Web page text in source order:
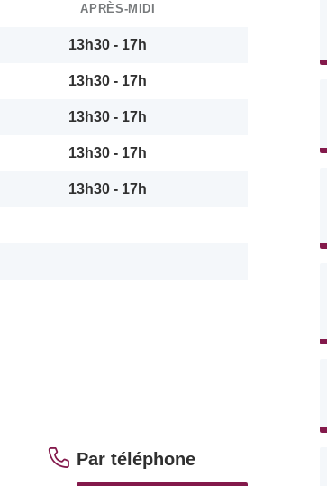
APRÈS-MIDI
13h30 - 17h
13h30 - 17h
13h30 - 17h
13h30 - 17h
13h30 - 17h
Par téléphone